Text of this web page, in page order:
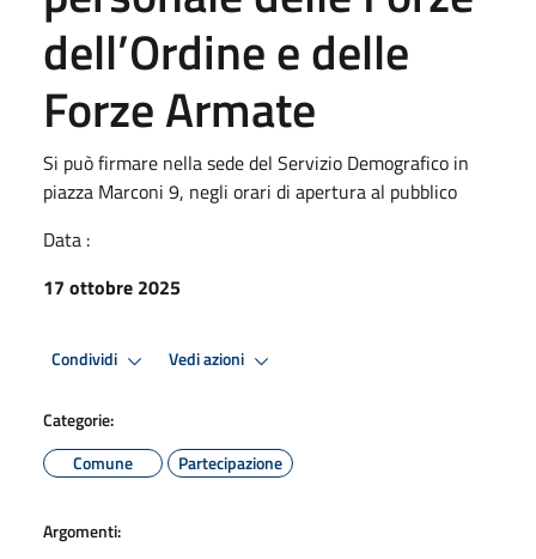
dell’Ordine e delle
Forze Armate
Si può firmare nella sede del Servizio Demografico in
piazza Marconi 9, negli orari di apertura al pubblico
Data :
17 ottobre 2025
Condividi Vedi azioni
Categorie:
Comune
Partecipazione
Argomenti: